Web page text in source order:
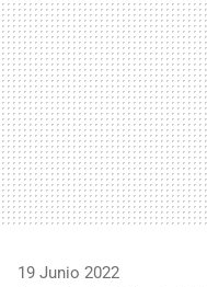
19 Junio 2022